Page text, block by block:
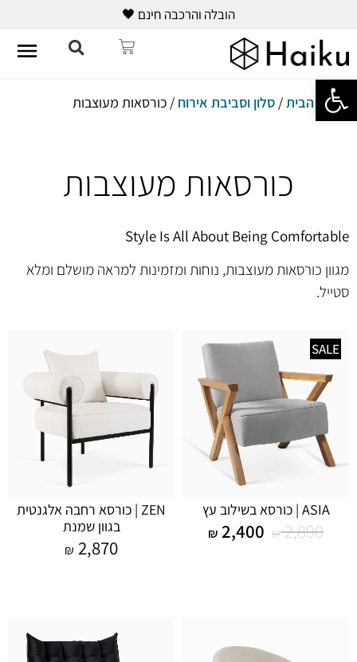
הובלה והרכבה חינם 🖤
עמוד הבית/ סלון וסביבת אירוח / כורסאות מעוצבות
כורסאות מעוצבות
Style Is All About Being Comfortable
מגוון כורסאות מעוצבות, נוחות ומזמינות למראה מושלם ומלא
סטייל.
SALE
ASIA | כורסא בשילוב עץ
₪2,890
₪ 2,400
ZEN | כורסא רחבה אלגנטית
בגוון שמנת
₪ 2,870
פתח סרגל נגישות